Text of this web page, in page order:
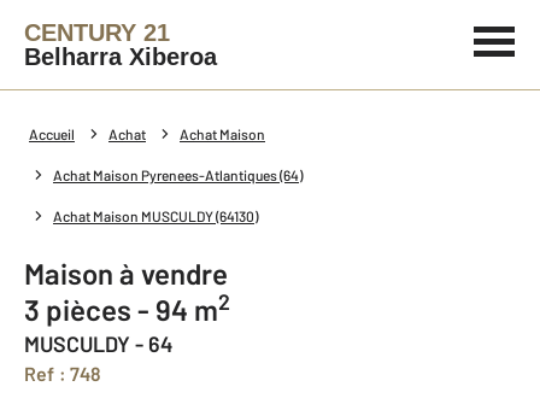
CENTURY 21
Belharra Xiberoa
Accueil Achat Achat Maison
Achat Maison Pyrenees-Atlantiques (64)
Achat Maison MUSCULDY (64130)
Maison à vendre
3 pièces - 94 m2
MUSCULDY - 64
Ref : 748